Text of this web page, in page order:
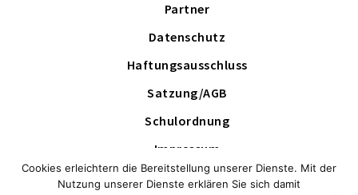
Partner
Datenschutz
Haftungsausschluss
Satzung/AGB
Schulordnung
Impressum
Schutzkonzept
Cookies erleichtern die Bereitstellung unserer Dienste. Mit der
Nutzung unserer Dienste erklären Sie sich damit